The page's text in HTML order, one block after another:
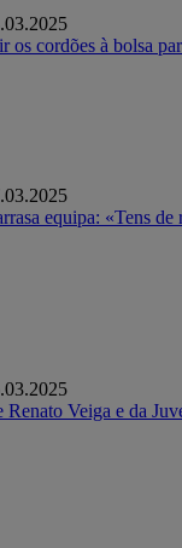
os cordões à bolsa
equipa: «Tens de
Renato Veiga e da